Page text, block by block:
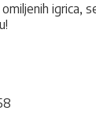
igrica,